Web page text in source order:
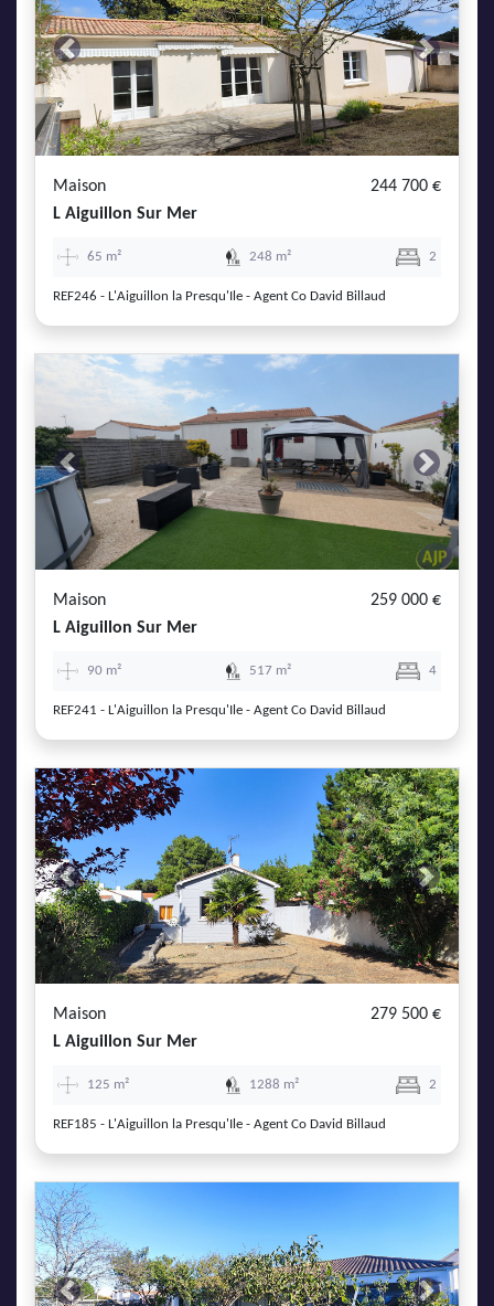
Previous Next
Maison
244 700 €
L Aiguillon Sur Mer
65 m² 248 m² 2
REF246 - L'Aiguillon la Presqu'Ile - Agent Co David Billaud
Previous Next
Maison
259 000 €
L Aiguillon Sur Mer
90 m² 517 m² 4
REF241 - L'Aiguillon la Presqu'Ile - Agent Co David Billaud
Previous Next
Maison
279 500 €
L Aiguillon Sur Mer
125 m² 1288 m² 2
REF185 - L'Aiguillon la Presqu'Ile - Agent Co David Billaud